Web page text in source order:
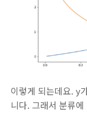
이렇게 되는데요. y
니다. 그래서 분류